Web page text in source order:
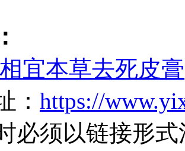
相宜本草去死皮膏
： https://
必须以链接形